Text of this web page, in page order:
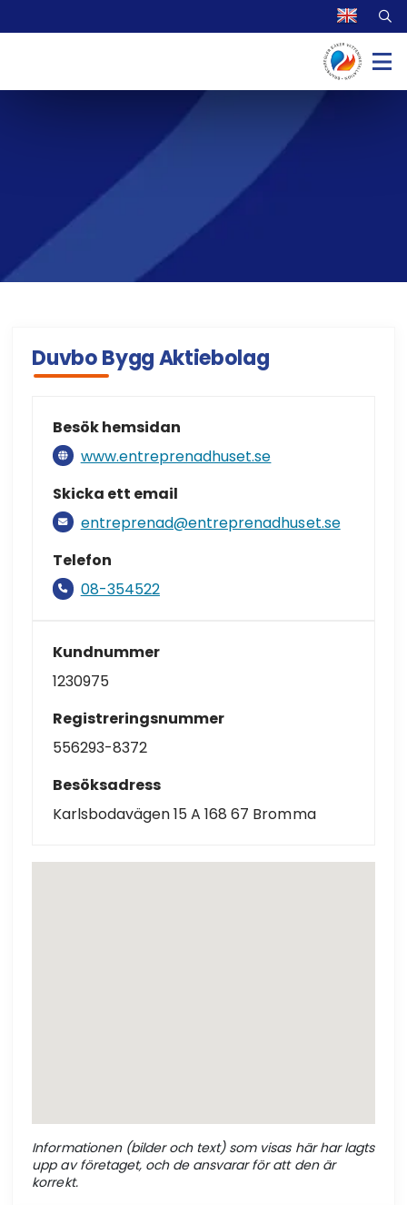
Duvbo Bygg Aktiebolag
Besök hemsidan
www.entreprenadhuset.se
Skicka ett email
entreprenad@entreprenadhuset.se
Telefon
08-354522
Kundnummer
1230975
Registreringsnummer
556293-8372
Besöksadress
Karlsbodavägen 15 A 168 67 Bromma
Informationen (bilder och text) som visas här har lagts
upp av företaget, och de ansvarar för att den är
korrekt.